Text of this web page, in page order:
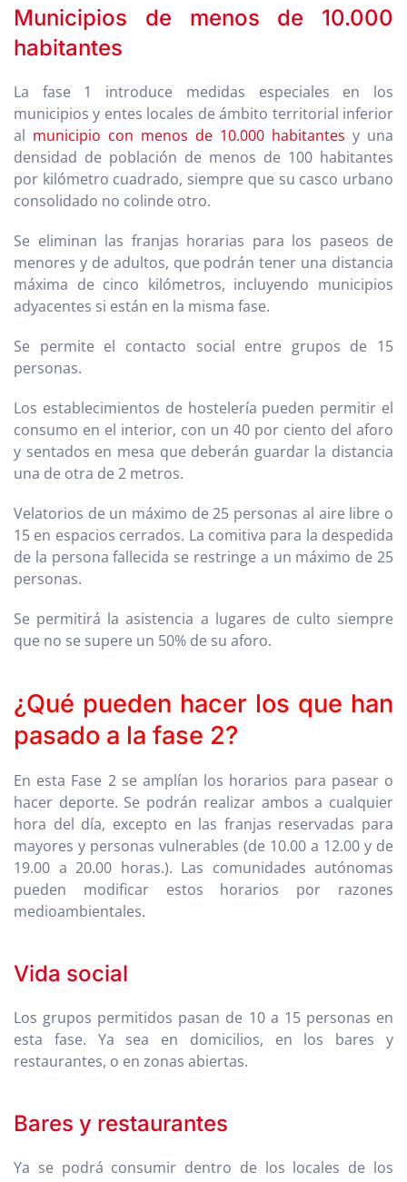
Municipios de menos de 10.000
habitantes
La fase 1 introduce medidas especiales en los
municipios y entes locales de ámbito territorial inferior
al municipio con menos de 10.000 habitantes y una
densidad de población de menos de 100 habitantes
por kilómetro cuadrado, siempre que su casco urbano
consolidado no colinde otro.
Se eliminan las franjas horarias para los paseos de
menores y de adultos, que podrán tener una distancia
máxima de cinco kilómetros, incluyendo municipios
adyacentes si están en la misma fase.
Se permite el contacto social entre grupos de 15
personas.
Los establecimientos de hostelería pueden permitir el
consumo en el interior, con un 40 por ciento del aforo
y sentados en mesa que deberán guardar la distancia
una de otra de 2 metros.
Velatorios de un máximo de 25 personas al aire libre o
15 en espacios cerrados. La comitiva para la despedida
de la persona fallecida se restringe a un máximo de 25
personas.
Se permitirá la asistencia a lugares de culto siempre
que no se supere un 50% de su aforo.
¿Qué pueden hacer los que han
pasado a la fase 2?
En esta Fase 2 se amplían los horarios para pasear o
hacer deporte. Se podrán realizar ambos a cualquier
hora del día, excepto en las franjas reservadas para
mayores y personas vulnerables (de 10.00 a 12.00 y de
19.00 a 20.00 horas.). Las comunidades autónomas
pueden modificar estos horarios por razones
medioambientales.
Vida social
Los grupos permitidos pasan de 10 a 15 personas en
esta fase. Ya sea en domicilios, en los bares y
restaurantes, o en zonas abiertas.
Bares y restaurantes
Ya se podrá consumir dentro de los locales de los